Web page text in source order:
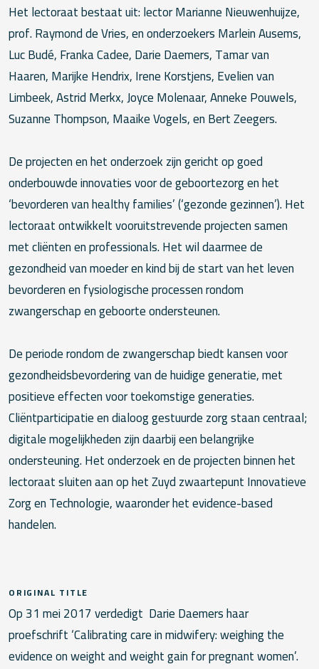
Het lectoraat bestaat uit: lector Marianne Nieuwenhuijze,
prof. Raymond de Vries, en onderzoekers Marlein Ausems,
Luc Budé, Franka Cadee, Darie Daemers, Tamar van
Haaren, Marijke Hendrix, Irene Korstjens, Evelien van
Limbeek, Astrid Merkx, Joyce Molenaar, Anneke Pouwels,
Suzanne Thompson, Maaike Vogels, en Bert Zeegers.
De projecten en het onderzoek zijn gericht op goed
onderbouwde innovaties voor de geboortezorg en het
‘bevorderen van healthy families’ (‘gezonde gezinnen’). Het
lectoraat ontwikkelt vooruitstrevende projecten samen
met cliënten en professionals. Het wil daarmee de
gezondheid van moeder en kind bij de start van het leven
bevorderen en fysiologische processen rondom
zwangerschap en geboorte ondersteunen.
De periode rondom de zwangerschap biedt kansen voor
gezondheidsbevordering van de huidige generatie, met
positieve effecten voor toekomstige generaties.
Cliëntparticipatie en dialoog gestuurde zorg staan centraal;
digitale mogelijkheden zijn daarbij een belangrijke
ondersteuning. Het onderzoek en de projecten binnen het
lectoraat sluiten aan op het Zuyd zwaartepunt Innovatieve
Zorg en Technologie, waaronder het evidence-based
handelen.
ORIGINAL TITLE
Op 31 mei 2017 verdedigt Darie Daemers haar
proefschrift ‘Calibrating care in midwifery: weighing the
evidence on weight and weight gain for pregnant women’.